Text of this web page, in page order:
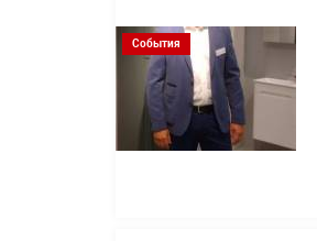
События